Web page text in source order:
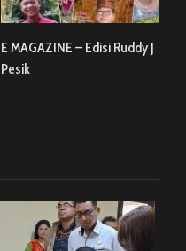
E MAGAZINE – Edisi Ruddy J
Pesik